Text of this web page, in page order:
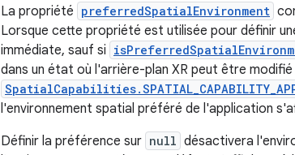
La propriété preferredSpatialEnvironment
Lorsque cette propriété est utilisée pour définir
immédiate, sauf si
dans un état où l'arrière-plan XR peut être modifié
l'environnement spatial préféré de l'application
Définir la préférence sur null désactivera